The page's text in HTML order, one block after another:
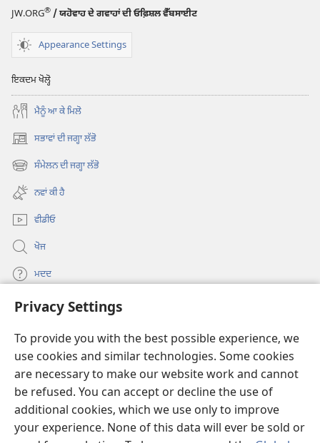
Privacy Settings
To provide you with the best possible experience, we
use cookies and similar technologies. Some cookies
are necessary to make our website work and cannot
be refused. You can accept or decline the use of
additional cookies, which we use only to improve
your experience. None of this data will ever be sold or
JW.ORG® / ਯਹੋਵਾਹ ਦੇ ਗਵਾਹਾਂ ਦੀ ਓਫ਼ਿਸ਼ਲ ਵੈੱਬਸਾਈਟ
Appearance Settings
ਇਕਦਮ ਖੋਲ੍ਹੋ
ਮੈਨੂੰ ਆ ਕੇ ਮਿਲੋ
ਸਭਾਵਾਂ ਦੀ ਜਗ੍ਹਾ ਲੱਭੋ
(opens
new ਸੰਮੇਲਨ ਦੀ ਜਗ੍ਹਾ ਲੱਭੋ
(opens
new
window)
ਨਵਾਂ ਕੀ ਹੈ
ਵੀਡੀਓ
ਖੋਜ
ਮਦਦ
ਦਾਨ
new
window)Watchtower ONLINE LIBRARY™
(opens
new
window)JW Hub
(opens
new
window)
®